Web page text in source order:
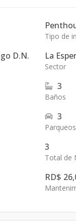
Tipo de
D.N. La
Sector
3
Baños
3
Parqueos
3
Total de
RD$